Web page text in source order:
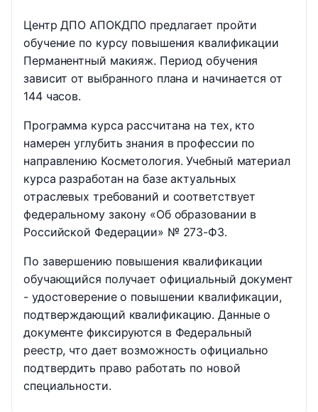
Центр ДПО АПОКДПО предлагает пройти
обучение по курсу повышения квалификации
Перманентный макияж. Период обучения
зависит от выбранного плана и начинается от
144 часов.
Программа курса рассчитана на тех, кто
намерен углубить знания в профессии по
направлению Косметология. Учебный материал
курса разработан на базе актуальных
отраслевых требований и соответствует
федеральному закону «Об образовании в
Российской Федерации» № 273-ФЗ.
По завершению повышения квалификации
обучающийся получает официальный документ
- удостоверение о повышении квалификации,
подтверждающий квалификацию. Данные о
документе фиксируются в Федеральный
реестр, что дает возможность официально
подтвердить право работать по новой
специальности.